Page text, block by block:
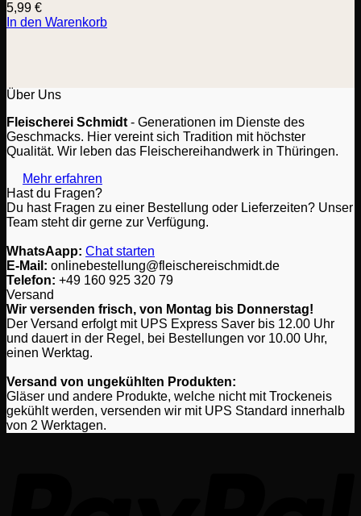
5,99 €
In den Warenkorb
Über Uns
Fleischerei Schmidt - Generationen im Dienste des
Geschmacks. Hier vereint sich Tradition mit höchster
Qualität. Wir leben das Fleischereihandwerk in Thüringen.
Mehr erfahren
Hast du Fragen?
Du hast Fragen zu einer Bestellung oder Lieferzeiten? Unser
Team steht dir gerne zur Verfügung.
WhatsAapp: Chat starten
E-Mail: onlinebestellung@fleischereischmidt.de
Telefon: ‎+49 160 925 320 79
Versand
Wir versenden frisch, von Montag bis Donnerstag!
Der Versand erfolgt mit UPS Express Saver bis 12.00 Uhr
und dauert in der Regel, bei Bestellungen vor 10.00 Uhr,
einen Werktag.
Versand von ungekühlten Produkten:
Gläser und andere Produkte, welche nicht mit Trockeneis
gekühlt werden, versenden wir mit UPS Standard innerhalb
von 2 Werktagen.